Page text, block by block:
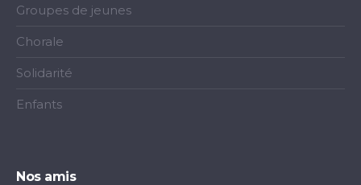
Groupes de jeunes
Chorale
Solidarité
Enfants
Nos amis